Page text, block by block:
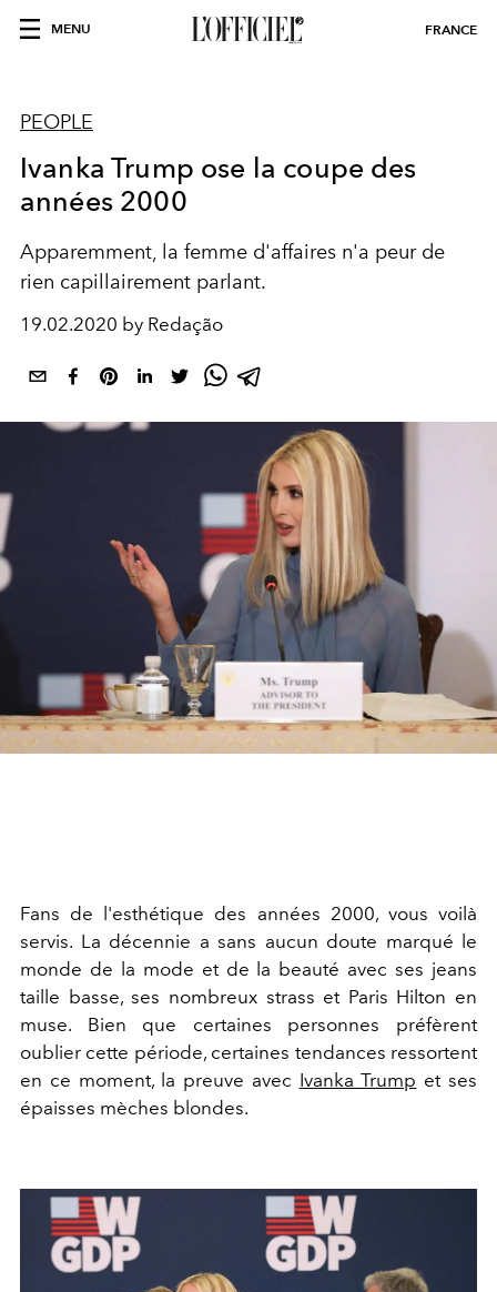
MENU FRANCE
PEOPLE
Ivanka Trump ose la coupe des
années 2000
Apparemment, la femme d'affaires n'a peur de
rien capillairement parlant.
19.02.2020 by Redação
Fans de l'esthétique des années 2000, vous voilà
servis. La décennie a sans aucun doute marqué le
monde de la mode et de la beauté avec ses jeans
taille basse, ses nombreux strass et Paris Hilton en
muse. Bien que certaines personnes préfèrent
oublier cette période, certaines tendances ressortent
en ce moment, la preuve avec Ivanka Trump et ses
épaisses mèches blondes.